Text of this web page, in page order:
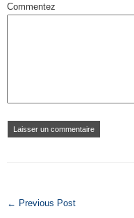
Commentez
← Previous Post